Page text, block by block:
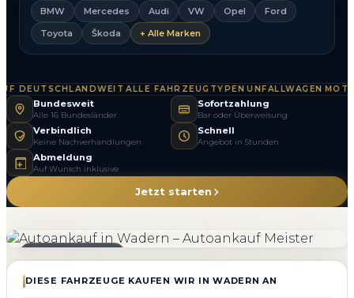
BMW Mercedes Audi VW Opel
Ford
Toyota
Škoda + Alle Marken
DEUTSCHLANDWEIT·ALLE FAHRZEUGTYPEN·UNFALLWAGEN·
Bundesweit
Alle 16 Bundesländer
Sofortzahlung
Bar oder Überweisung
Verbindlich
Keine Nachverhandlungen
Schnell
Angebot in Stunden
Abmeldung
Auf Wunsch inklusive
Jetzt starten
DIESE FAHRZEUGE KAUFEN WIR IN WADERN AN